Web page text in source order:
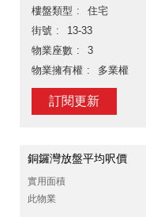
樓盤類型
住宅
街號
13-33
物業座數
3
物業擁有權
多業權
訂閱更新
銅鑼灣放盤平均呎價
實用面積
此物業